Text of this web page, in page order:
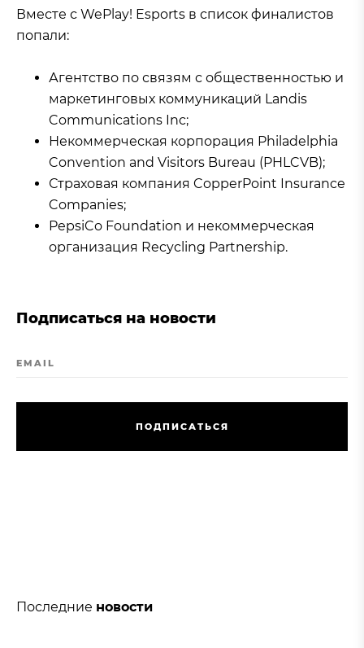
Вместе с WePlay! Esports в список финалистов
попали:
Агентство по связям с общественностью и
маркетинговых коммуникаций Landis
Communications Inc;
Некоммерческая корпорация Philadelphia
Convention and Visitors Bureau (PHLCVB);
Страховая компания CopperPoint Insurance
Companies;
PepsiCo Foundation и некоммерческая
организация Recycling Partnership.
Подписаться на новости
EMAIL
П ОДП ИСАТЬСЯ
Последние новости